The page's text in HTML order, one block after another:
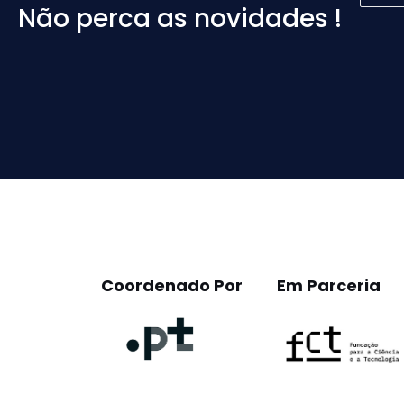
Não perca as novidades !
Coordenado Por Em Parceria